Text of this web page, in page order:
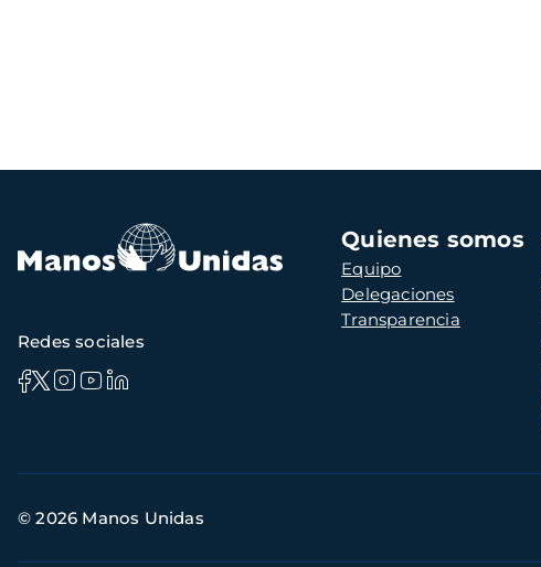
Navegación
principal
Quienes somos
Equipo
Delegaciones
Transparencia
Redes sociales
de
© 2026 Manos Unidas